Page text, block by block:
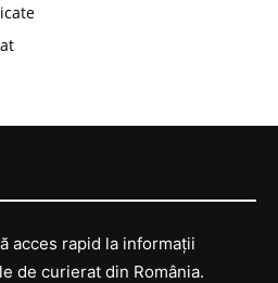
acces rapid la informații
de curierat din România.